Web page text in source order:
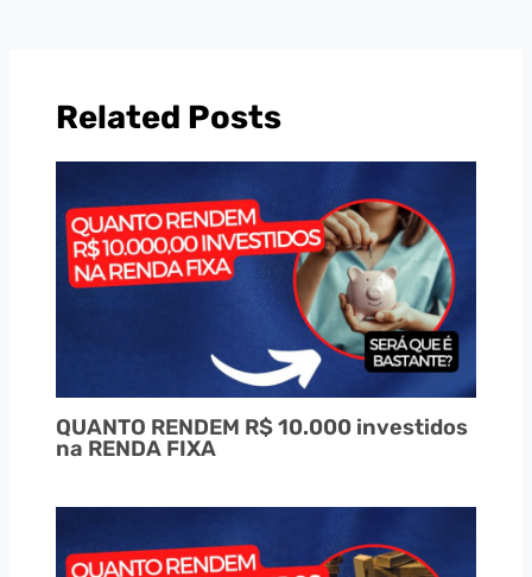
Related Posts
QUANTO RENDEM R$ 10.000 investidos
na RENDA FIXA